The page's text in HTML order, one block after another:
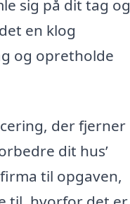
sig på dit tag og
en klog
og opretholde
der fjerner
dit hus’
til opgaven,